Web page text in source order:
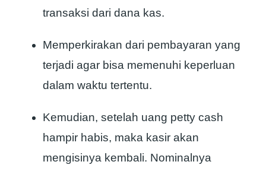
transaksi dari dana kas.
Memperkirakan dari pembayaran yang
terjadi agar bisa memenuhi keperluan
dalam waktu tertentu.
Kemudian, setelah uang petty cash
hampir habis, maka kasir akan
mengisinya kembali. Nominalnya